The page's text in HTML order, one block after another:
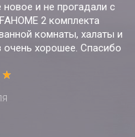
и не прогадали с
2 комплекта
комнаты, халаты и
очень хорошее. Спасибо